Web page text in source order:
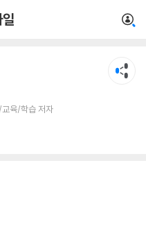
육/학습 저자